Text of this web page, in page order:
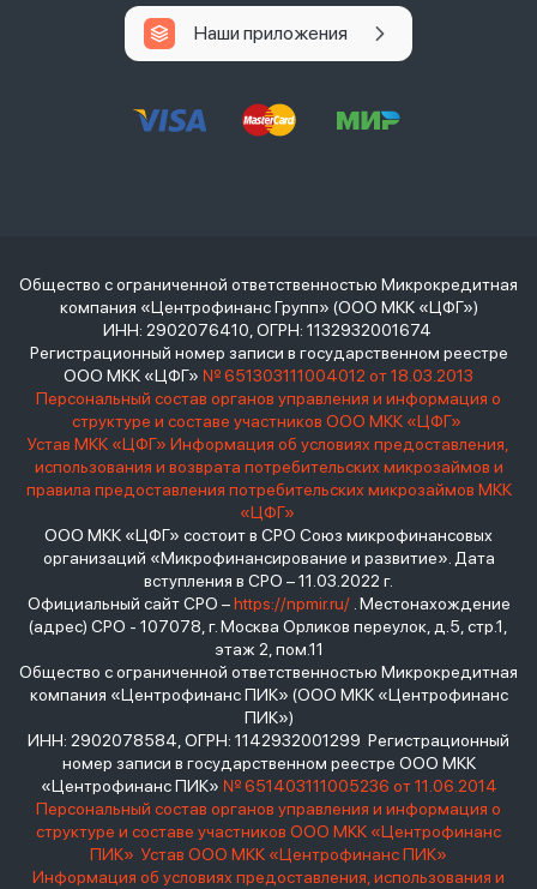
Наши приложения
Общество с ограниченной ответственностью Микрокредитная
компания «Центрофинанс Групп» (ООО МКК «ЦФГ»)
ИНН: 2902076410, ОГРН: 1132932001674
Регистрационный номер записи в государственном реестре
ООО МКК «ЦФГ» № 651303111004012 от 18.03.2013
Персональный состав органов управления и информация о
структуре и составе участников ООО МКК «ЦФГ»
Устав МКК «ЦФГ» Информация об условиях предоставления,
использования и возврата потребительских микрозаймов и
правила предоставления потребительских микрозаймов МКК
«ЦФГ»
ООО МКК «ЦФГ» состоит в СРО Союз микрофинансовых
организаций «Микрофинансирование и развитие». Дата
вступления в СРО – 11.03.2022 г.
Официальный сайт СРО –https://npmir.ru/. Местонахождение
(адрес) СРО - 107078, г. Москва Орликов переулок, д.5, стр.1,
этаж 2, пом.11
Общество с ограниченной ответственностью Микрокредитная
компания «Центрофинанс ПИК» (ООО МКК «Центрофинанс
ПИК»)
ИНН: 2902078584, ОГРН: 1142932001299 Регистрационный
номер записи в государственном реестре ООО МКК
«Центрофинанс ПИК» № 651403111005236 от 11.06.2014
Персональный состав органов управления и информация о
структуре и составе участников ООО МКК «Центрофинанс
ПИК» Устав ООО МКК «Центрофинанс ПИК»
Информация об условиях предоставления, использования и